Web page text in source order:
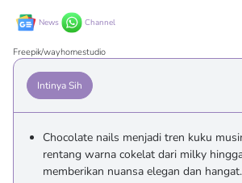
News Channel
Freepik/wayhomestudio
Intinya Sih
Chocolate nails menjadi tren kuku
rentang warna cokelat dari milky
memberikan nuansa elegan dan hangat.